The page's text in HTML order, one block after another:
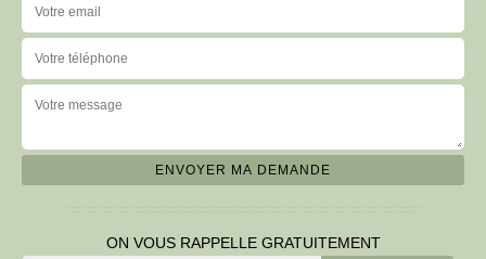
ON VOUS RAPPELLE GRATUITEMENT